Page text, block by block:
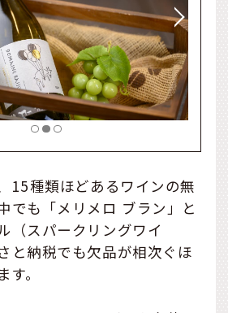
15種類ほどあるワインの無
でも「メリメロ ブラン」と
（スパークリングワイ
と納税でも欠品が相次ぐほ
。